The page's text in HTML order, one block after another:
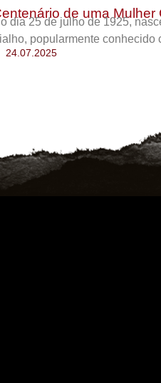
de uma Mulher
dia 25 de julho de 1925,
popularmente conhecido
24.07.2025